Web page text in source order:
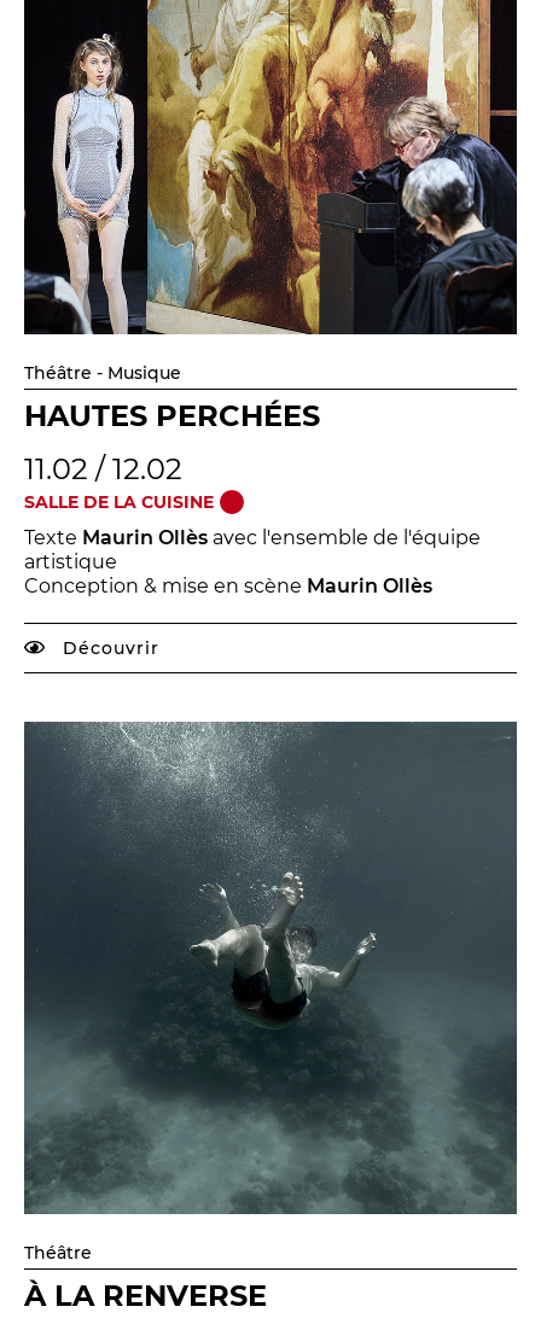
Théâtre - Musique
HAUTES PERCHÉES
11.02 / 12.02
SALLE DE LA CUISINE
Texte Maurin Ollès avec l'ensemble de l'équipe
artistique
Conception & mise en scène Maurin Ollès
Découvrir
Théâtre
À LA RENVERSE